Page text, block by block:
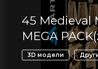
45 Medieval
MEGA
3D модели ,